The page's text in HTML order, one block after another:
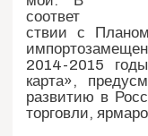
соответ
ствии с
2014-2015
карта»,
развитию в
торговли,